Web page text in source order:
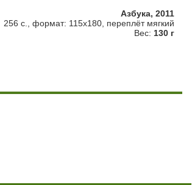
Азбука, 2011
256 с., формат: 115х180, переплёт мягкий
Вес: 130 г